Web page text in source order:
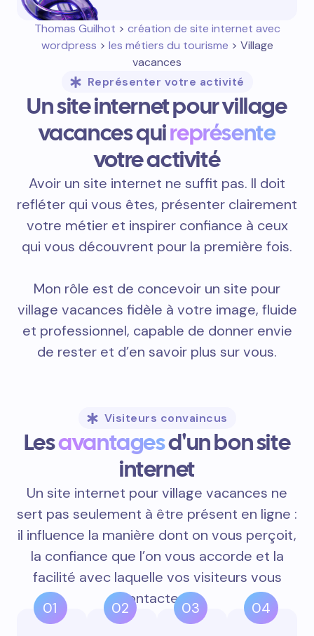
Thomas Guilhot > création de site internet avec
wordpress > les métiers du tourisme > Village
vacances
Représenter votre activité
Un site internet pour village
vacances quireprésente
votre activité
Avoir un site internet ne suffit pas. Il doit
refléter qui vous êtes, présenter clairement
votre métier et inspirer confiance à ceux
qui vous découvrent pour la première fois.
Mon rôle est de concevoir un site pour
village vacances fidèle à votre image, fluide
et professionnel, capable de donner envie
de rester et d’en savoir plus sur vous.
Visiteurs convaincus
Lesavantagesd'un bon site
internet
Un site internet pour village vacances ne
sert pas seulement à être présent en ligne :
il influence la manière dont on vous perçoit,
la confiance que l’on vous accorde et la
facilité avec laquelle vos visiteurs vous
contactent.
01 02 03 04